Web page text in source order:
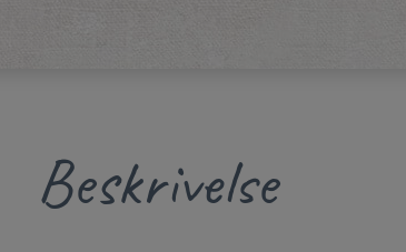
Beskrivelse